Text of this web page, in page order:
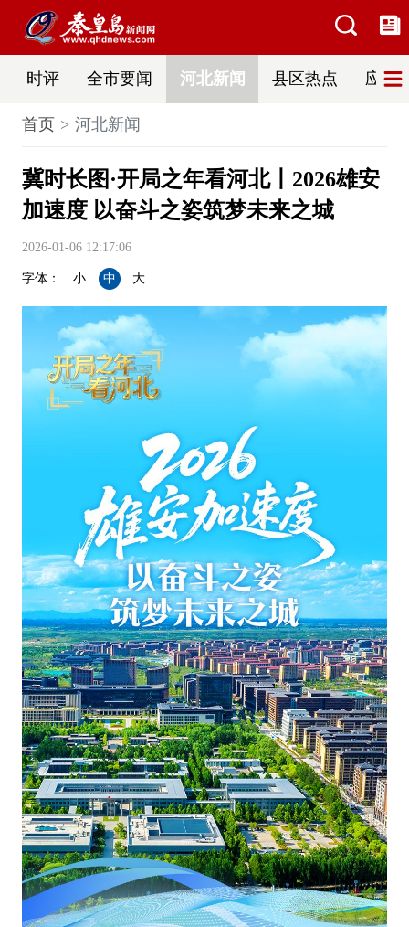
时评 全市要闻 河北新闻 县区热点 应急
首页 河北新闻
冀时长图·开局之年看河北丨2026雄安
加速度 以奋斗之姿筑梦未来之城
2026-01-06 12:17:06
字体： 小 中 大